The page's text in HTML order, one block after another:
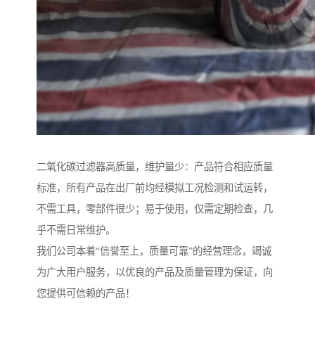
二氧化碳过滤器高质量，维护量少：产品符合相应质量
标准，所有产品在出厂前均经模拟工况检测和试运转，
不需工具，零部件很少；易于使用，仅需定期检查，几
乎不需日常维护。
我们公司本着“信誉至上，质量可靠”的经营理念，竭诚
为广大用户服务，以优良的产品及质量管理为保证，向
您提供可信赖的产品！